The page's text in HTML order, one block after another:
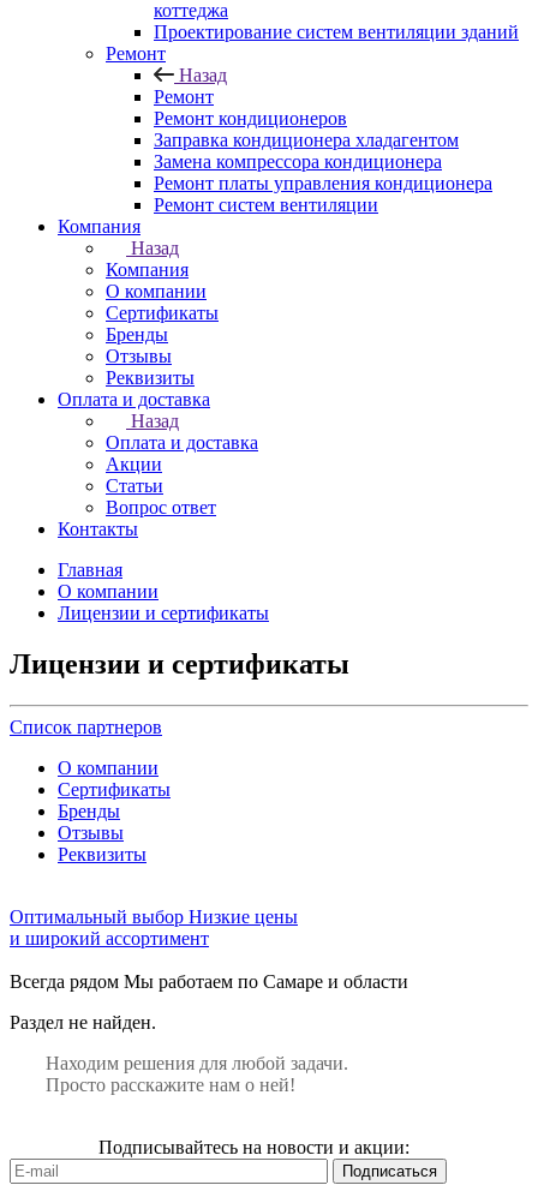
коттеджа
Проектирование систем вентиляции зданий
Ремонт
Назад
Ремонт
Ремонт кондиционеров
Заправка кондиционера хладагентом
Замена компрессора кондиционера
Ремонт платы управления кондиционера
Ремонт систем вентиляции
Компания
Назад
Компания
О компании
Сертификаты
Бренды
Отзывы
Реквизиты
Оплата и доставка
Назад
Оплата и доставка
Акции
Статьи
Вопрос ответ
Контакты
Главная
О компании
Лицензии и сертификаты
Лицензии и сертификаты
Список партнеров
О компании
Сертификаты
Бренды
Отзывы
Реквизиты
Оптимальный выбор Низкие цены
и широкий ассортимент
Всегда рядом Мы работаем по Самаре и области
Раздел не найден.
Находим решения для любой задачи.
Просто расскажите нам о ней!
Подписывайтесь на новости и акции: